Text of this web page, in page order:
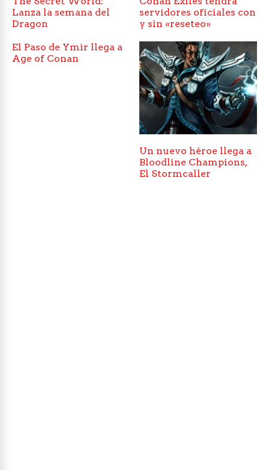
Lanza la semana del
Dragon
servidores oficiales con
y sin «reseteo»
El Paso de Ymir llega a
Age of Conan
Un nuevo héroe llega a
Bloodline Champions,
El Stormcaller